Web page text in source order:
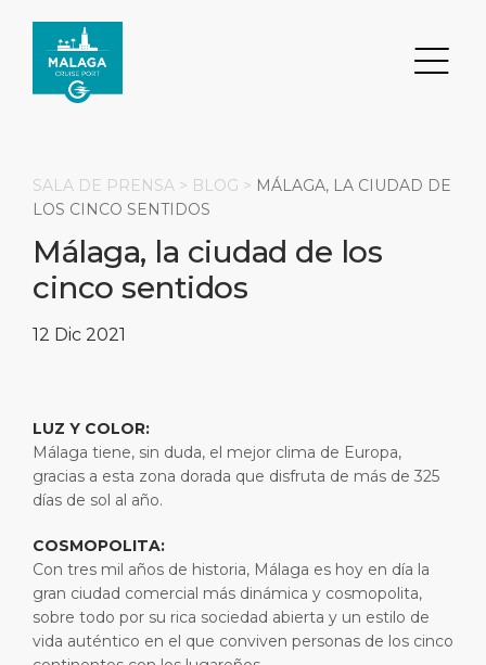
Qué Comprar
Consejos Especiales
Comprar y comer
Días Festivos
Ubicación del puerto
Estadísticas del puerto
Servicios para empresas
Sala de prensa
Contacto
Buscar
PÁGINA PRINCIPAL
ACERCA DE
DESTINO
SALA DE PRENSA > BLOG > MÁLAGA, LA CIUDAD DE
LOS CINCO SENTIDOS
Málaga, la ciudad de los
cinco sentidos
12 Dic 2021
LUZ Y COLOR:
Málaga tiene, sin duda, el mejor clima de Europa,
gracias a esta zona dorada que disfruta de más de 325
días de sol al año.
COSMOPOLITA:
Con tres mil años de historia, Málaga es hoy en día la
gran ciudad comercial más dinámica y cosmopolita,
sobre todo por su rica sociedad abierta y un estilo de
vida auténtico en el que conviven personas de los cinco